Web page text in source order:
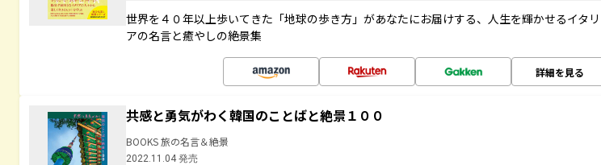
世界を４０年以上歩いてきた「地球の歩き方」があなたにお届けする、人生を輝かせるイタリ
アの名言と癒やしの絶景集
詳細を見る
共感と勇気がわく韓国のことばと絶景１００
BOOKS 旅の名言＆絶景
2022.11.04 発売